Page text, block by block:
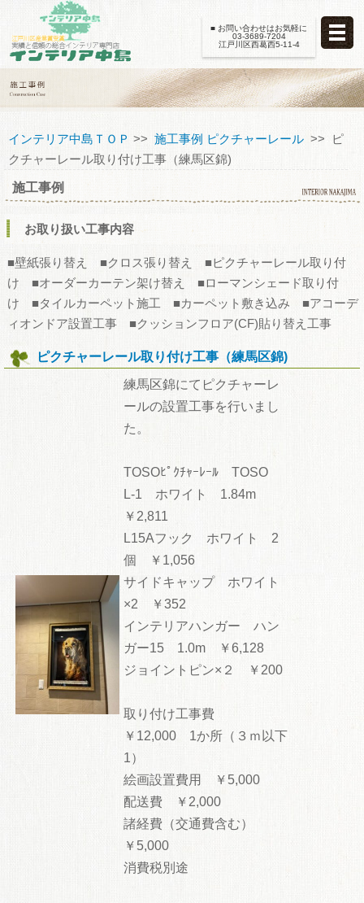
■ お問い合わせはお気軽に
03-3689-7204
江戸川区西葛西5-11-4
インテリア中島ＴＯＰ >> 施工事例 ピクチャーレール >> ピ
クチャーレール取り付け工事（練馬区錦)
施工事例
お取り扱い工事内容
■壁紙張り替え ■クロス張り替え ■ピクチャーレール取り付
け ■オーダーカーテン架け替え ■ローマンシェード取り付
け ■タイルカーペット施工 ■カーペット敷き込み ■アコーデ
ィオンドア設置工事 ■クッションフロア(CF)貼り替え工事
ピクチャーレール取り付け工事（練馬区錦)
練馬区錦にてピクチャーレ
ールの設置工事を行いまし
た。
TOSOﾋﾟｸﾁｬｰﾚｰﾙ TOSO
L-1 ホワイト 1.84m
￥2,811
L15Aフック ホワイト 2
個 ￥1,056
サイドキャップ ホワイト
×2 ￥352
インテリアハンガー ハン
ガー15 1.0m ￥6,128
ジョイントピン×２ ￥200
取り付け工事費
￥12,000 1か所（３ｍ以下
1）
絵画設置費用 ￥5,000
配送費 ￥2,000
諸経費（交通費含む）
￥5,000
消費税別途